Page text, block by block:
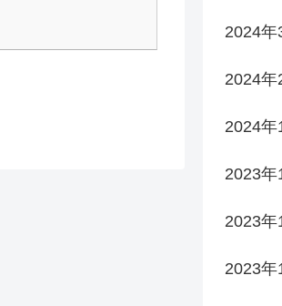
2024年
2024年
2024年
2023年
2023年
2023年